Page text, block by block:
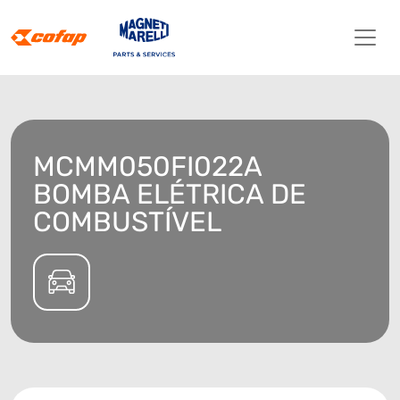
MCMM050FI022A
BOMBA ELÉTRICA DE
COMBUSTÍVEL